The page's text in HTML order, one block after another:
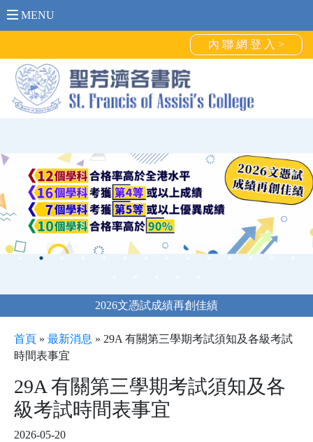
MENU
內 聯 網 登 入 >
2026文憑試成績再創佳績
首頁 » 最新消息 » 29A 有關第三學期考試須知及各級考試
時間表事宜
29A 有關第三學期考試須知及各
級考試時間表事宜
2026-05-20